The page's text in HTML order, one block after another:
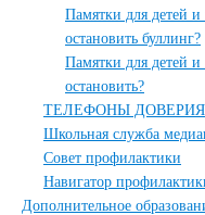
Памятки для детей и
остановить буллинг?
Памятки для детей и
остановить?
ТЕЛЕФОНЫ ДОВЕРИЯ
Школьная служба
Совет профилактики
Навигатор
Дополнительное